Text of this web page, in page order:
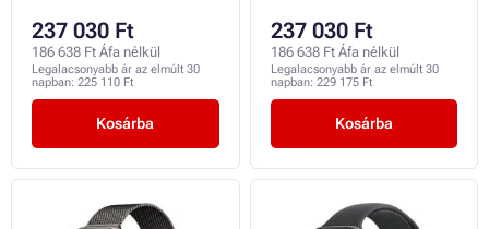
237 030 Ft
186 638 Ft Áfa nélkül
Legalacsonyabb ár az elmúlt 30
napban: 225 110 Ft
Kosárba
237 030 Ft
186 638 Ft Áfa nélkül
Legalacsonyabb ár az elmúlt 30
napban: 229 175 Ft
Kosárba